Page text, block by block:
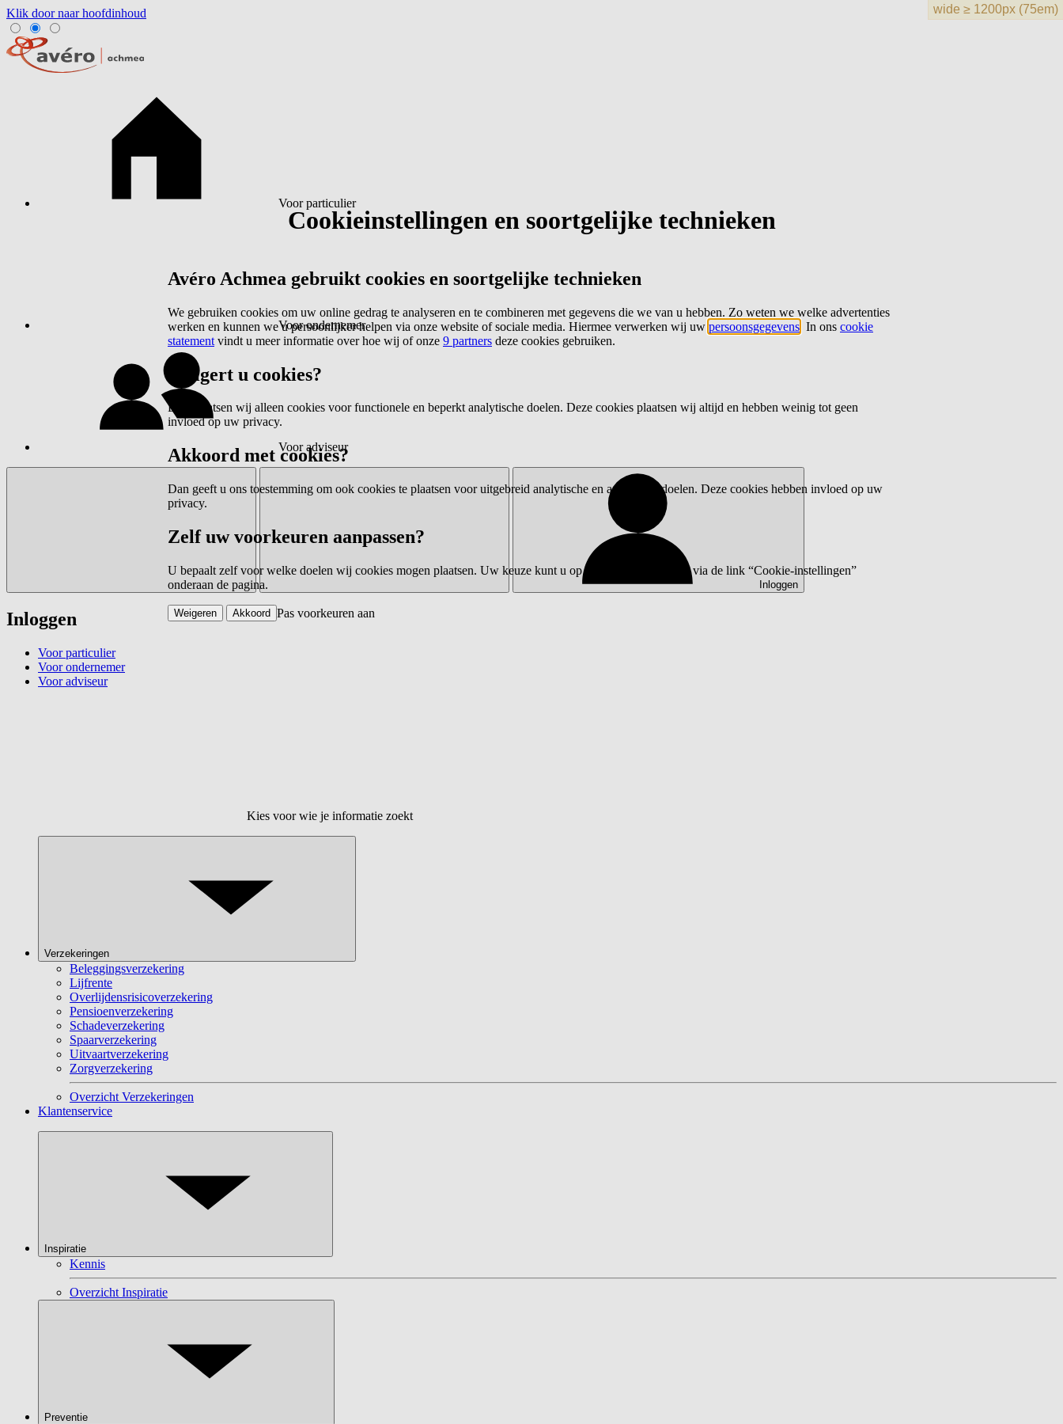
Klik door naar hoofdinhoud
Voor particulier
Voor ondernemer
Voor adviseur
Inloggen
Inloggen
Voor particulier
Voor ondernemer
Voor adviseur
Kies voor wie je informatie zoekt
Verzekeringen
Beleggingsverzekering
Lijfrente
Overlijdensrisicoverzekering
Pensioenverzekering
Schadeverzekering
Spaarverzekering
Uitvaartverzekering
Zorgverzekering
Overzicht Verzekeringen
Klantenservice
Inspiratie
Kennis
Overzicht Inspiratie
Preventie
Cookieinstellingen en soortgelijke technieken
Avéro Achmea gebruikt cookies en soortgelijke technieken
We gebruiken cookies om uw online gedrag te analyseren en te combineren met gegevens die we van u hebben. Zo weten we welke advertenties
werken en kunnen we u persoonlijker helpen via onze website of sociale media. Hiermee verwerken wij uw persoonsgegevens . In ons cookie
statement vindt u meer informatie over hoe wij of onze 9 partners deze cookies gebruiken.
Weigert u cookies?
Dan plaatsen wij alleen cookies voor functionele en beperkt analytische doelen. Deze cookies plaatsen wij altijd en hebben weinig tot geen
invloed op uw privacy.
Akkoord met cookies?
Dan geeft u ons toestemming om ook cookies te plaatsen voor uitgebreid analytische en advertentiedoelen. Deze cookies hebben invloed op uw
privacy.
Zelf uw voorkeuren aanpassen?
U bepaalt zelf voor welke doelen wij cookies mogen plaatsen. Uw keuze kunt u op elk moment wijzigen via de link “Cookie-instellingen”
onderaan de pagina.
Pas voorkeuren aan
Weigeren Akkoord